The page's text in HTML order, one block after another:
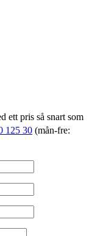
ett pris så snart som
125 30 (mån-fre: